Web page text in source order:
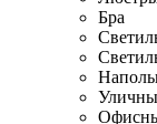
Бра